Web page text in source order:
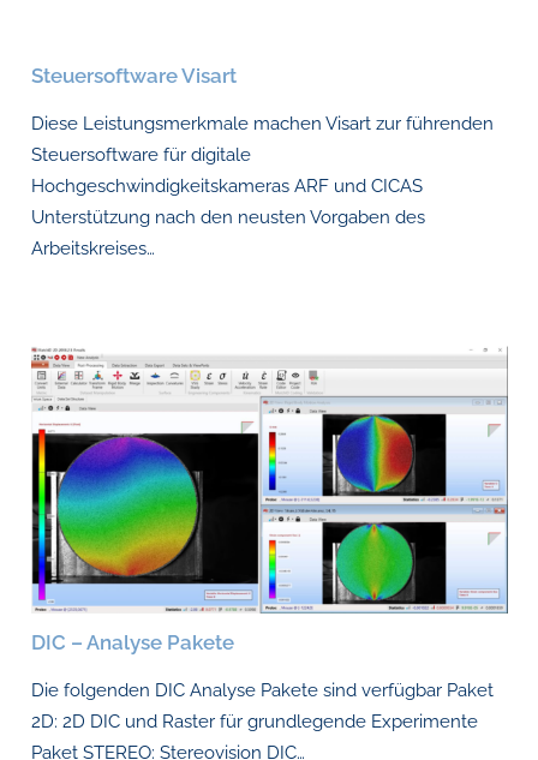
Steuersoftware Visart
Diese Leistungsmerkmale machen Visart zur führenden
Steuersoftware für digitale
Hochgeschwindigkeitskameras ARF und CICAS
Unterstützung nach den neusten Vorgaben des
Arbeitskreises…
DIC – Analyse Pakete
Die folgenden DIC Analyse Pakete sind verfügbar Paket
2D: 2D DIC und Raster für grundlegende Experimente
Paket STEREO: Stereovision DIC…